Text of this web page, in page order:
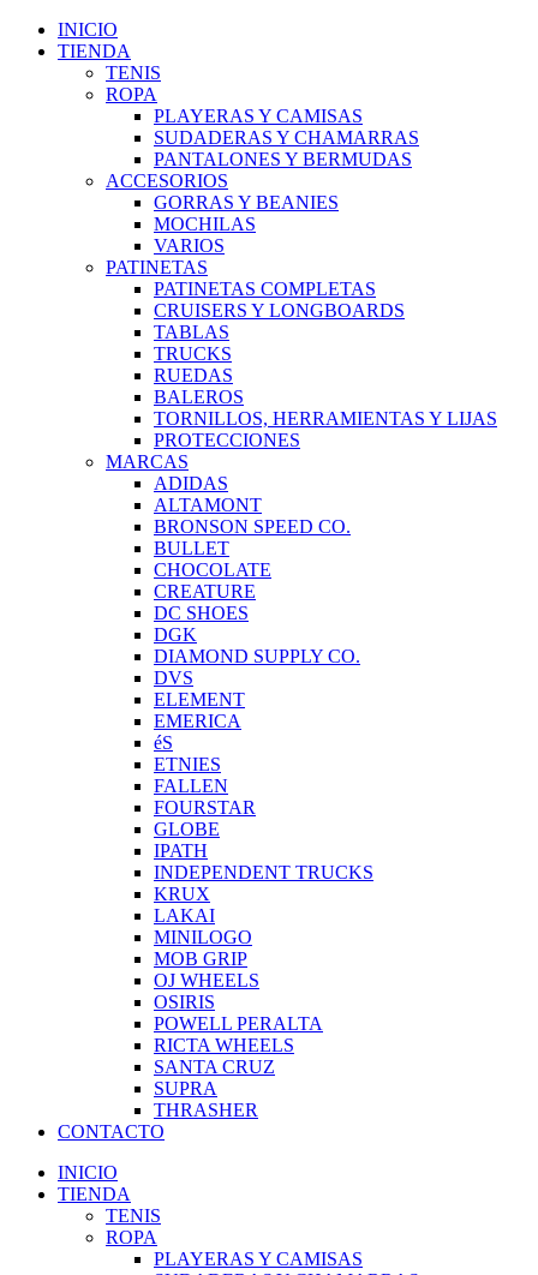
INICIO
TIENDA
TENIS
ROPA
PLAYERAS Y CAMISAS
SUDADERAS Y CHAMARRAS
PANTALONES Y BERMUDAS
ACCESORIOS
GORRAS Y BEANIES
MOCHILAS
VARIOS
PATINETAS
PATINETAS COMPLETAS
CRUISERS Y LONGBOARDS
TABLAS
TRUCKS
RUEDAS
BALEROS
TORNILLOS, HERRAMIENTAS Y LIJAS
PROTECCIONES
MARCAS
ADIDAS
ALTAMONT
BRONSON SPEED CO.
BULLET
CHOCOLATE
CREATURE
DC SHOES
DGK
DIAMOND SUPPLY CO.
DVS
ELEMENT
EMERICA
éS
ETNIES
FALLEN
FOURSTAR
GLOBE
IPATH
INDEPENDENT TRUCKS
KRUX
LAKAI
MINILOGO
MOB GRIP
OJ WHEELS
OSIRIS
POWELL PERALTA
RICTA WHEELS
SANTA CRUZ
SUPRA
THRASHER
CONTACTO
INICIO
TIENDA
TENIS
ROPA
PLAYERAS Y CAMISAS